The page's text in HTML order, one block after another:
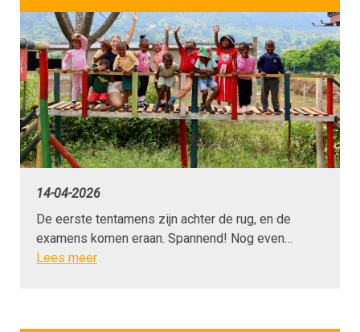
14-04-2026
De eerste tentamens zijn achter de rug, en de
examens komen eraan. Spannend! Nog even…
Lees meer